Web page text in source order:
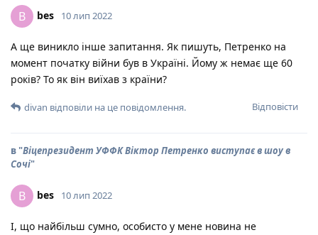
B bes 10 лип 2022
А ще виникло інше запитання. Як пишуть, Петренко на
момент початку війни був в Україні. Йому ж немає ще 60
років? То як він виїхав з країни?
Відповісти
divan відповіли на це повідомлення.
в "Віцепрезидент УФФК Віктор Петренко виступає в шоу в
Сочі"
B bes 10 лип 2022
І, що найбільш сумно, особисто у мене новина не